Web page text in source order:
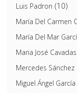
Luis Padron (10)
María Del Carmen
María Del Mar
Maria José Cavadas
Mercedes Sánchez
Miguel Ángel García